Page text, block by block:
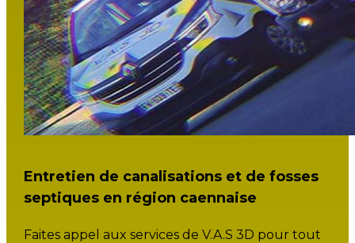
devis ou planifier une intervention
directement via notre site en cliquant ici.
Entretien de canalisations et de fosses
septiques en région caennaise
Faites appel aux services de V.A.S 3D pour tout